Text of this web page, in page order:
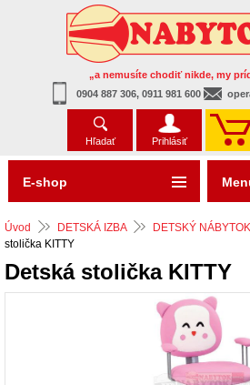
„a nemusíte chodiť nikde, my
0904 887 306, 0911 981 600
Hľadať Prihlásiť
Úvod DETSKÁ IZBA DETSKÝ NÁBYTOK
stolička KITTY
Detská stolička KITTY
E-shop